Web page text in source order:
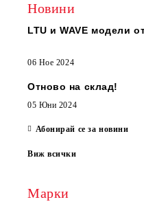
Новини
LTU и WAVE модели
06 Ное 2024
Отново на склад!
05 Юни 2024
Абонирай се за новини
Виж всички
Марки